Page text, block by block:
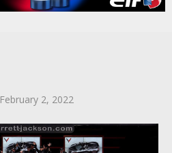
February 2, 2022